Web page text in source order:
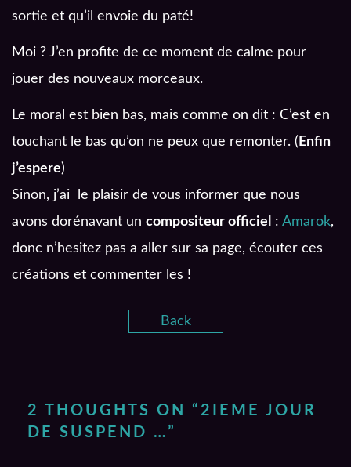
sortie et qu’il envoie du paté!
Moi ? J’en profite de ce moment de calme pour
jouer des nouveaux morceaux.
Le moral est bien bas, mais comme on dit : C’est en
touchant le bas qu’on ne peux que remonter. ( Enfin
j’espere)
Sinon, j’ai le plaisir de vous informer que nous
avons dorénavant un compositeur officiel : Amarok,
donc n’hesitez pas a aller sur sa page, écouter ces
créations et commenter les !
Back
2 THOUGHTS ON “ 2IEME JOUR
DE SUSPEND … ”